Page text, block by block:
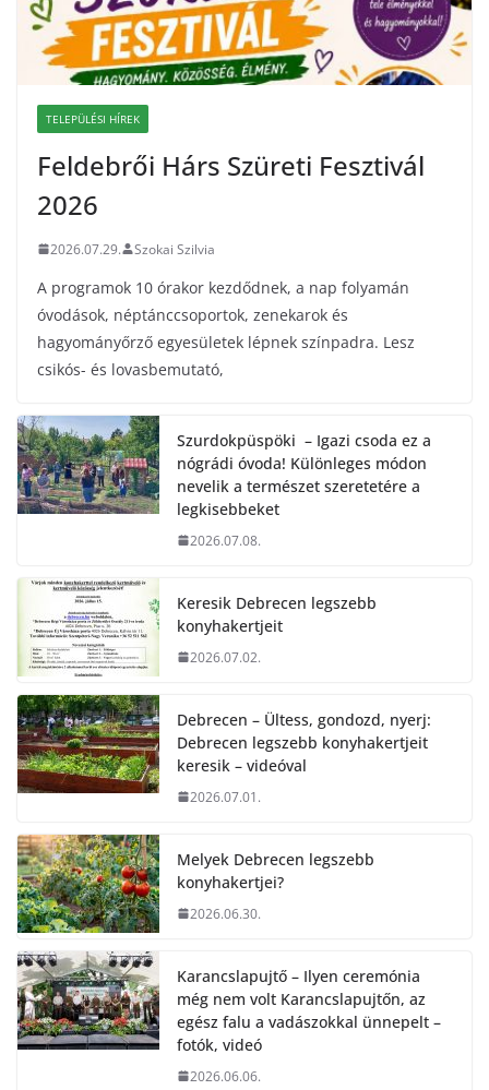
TELEPÜLÉSI HÍREK
Feldebrői Hárs Szüreti Fesztivál
2026
2026.07.29. Szokai Szilvia
A programok 10 órakor kezdődnek, a nap folyamán
óvodások, néptánccsoportok, zenekarok és
hagyományőrző egyesületek lépnek színpadra. Lesz
csikós- és lovasbemutató,
Szurdokpüspöki – Igazi csoda ez a
nógrádi óvoda! Különleges módon
nevelik a természet szeretetére a
legkisebbeket
2026.07.08.
Keresik Debrecen legszebb
konyhakertjeit
2026.07.02.
Debrecen – Ültess, gondozd, nyerj:
Debrecen legszebb konyhakertjeit
keresik – videóval
2026.07.01.
Melyek Debrecen legszebb
konyhakertjei?
2026.06.30.
Karancslapujtő – Ilyen ceremónia
még nem volt Karancslapujtőn, az
egész falu a vadászokkal ünnepelt –
fotók, videó
2026.06.06.